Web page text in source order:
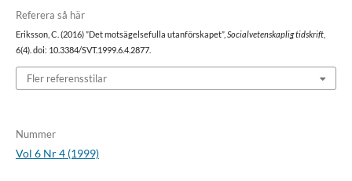
Referera så här
Eriksson, C. (2016) ”Det motsägelsefulla utanförskapet”, Socialvetenskaplig tidskrift,
6(4). doi: 10.3384/SVT.1999.6.4.2877.
Fler referensstilar
Nummer
Vol 6 Nr 4 (1999)